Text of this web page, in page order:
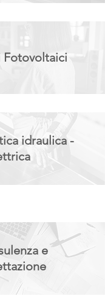
Fotovoltaici
idraulica -
e